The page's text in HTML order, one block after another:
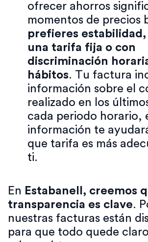
ofrecer ahorros
momentos de precios
prefieres
una tarifa fija o con
discriminación
hábitos. Tu factura
información sobre el
realizado en los
cada periodo horario,
información te
que tarifa es más
ti.
En Estabanell, creemos
transparencia es clave.
nuestras facturas están
para que todo quede claro